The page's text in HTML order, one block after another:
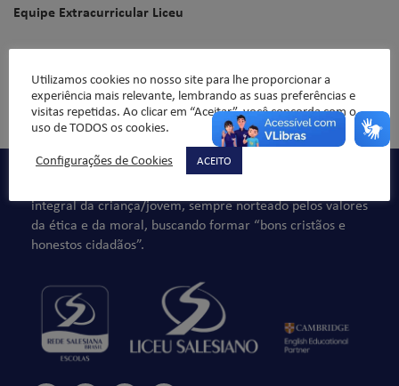
Equipe Extracurricular Liceu
Comentários não são permitidos.
integral da criança/jovem, sempre norteado pelos valores
da ética e da moral, buscando formar “bons cristãos e
honestos cidadãos”.
Utilizamos cookies no nosso site para lhe proporcionar a
experiência mais relevante, lembrando as suas preferências e
visitas repetidas. Ao clicar em “Aceitar”, você concorda com o
uso de TODOS os cookies.
Configurações de Cookies
ACEITO